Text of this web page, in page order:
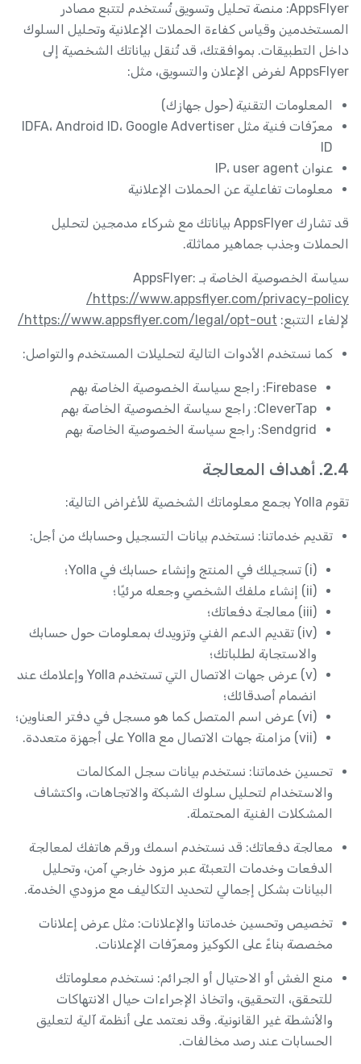
AppsFlyer: منصة تحليل وتسويق تُستخدم لتتبع مصادر
المستخدمين وقياس كفاءة الحملات الإعلانية وتحليل السلوك
داخل التطبيقات. بموافقتك، قد تُنقل بياناتك الشخصية إلى
AppsFlyer لغرض الإعلان والتسويق، مثل:
المعلومات التقنية (حول جهازك)
معرّفات فنية مثل IDFA، Android ID، Google Advertiser
ID
عنوان IP، user agent
معلومات تفاعلية عن الحملات الإعلانية
قد تشارك AppsFlyer بياناتك مع شركاء مدمجين لتحليل
الحملات وجذب جماهير مماثلة.
سياسة الخصوصية الخاصة بـ AppsFlyer:
https://www.appsflyer.com/privacy-policy/
لإلغاء التتبع: https://www.appsflyer.com/legal/opt-out/
كما نستخدم الأدوات التالية لتحليلات المستخدم والتواصل:
Firebase: راجع سياسة الخصوصية الخاصة بهم
CleverTap: راجع سياسة الخصوصية الخاصة بهم
Sendgrid: راجع سياسة الخصوصية الخاصة بهم
2.4. أهداف المعالجة
تقوم Yolla بجمع معلوماتك الشخصية للأغراض التالية:
تقديم خدماتنا: نستخدم بيانات التسجيل وحسابك من أجل:
(i) تسجيلك في المنتج وإنشاء حسابك في Yolla؛
(ii) إنشاء ملفك الشخصي وجعله مرئيًا؛
(iii) معالجة دفعاتك؛
(iv) تقديم الدعم الفني وتزويدك بمعلومات حول حسابك
والاستجابة لطلباتك؛
(v) عرض جهات الاتصال التي تستخدم Yolla وإعلامك عند
انضمام أصدقائك؛
(vi) عرض اسم المتصل كما هو مسجل في دفتر العناوين؛
(vii) مزامنة جهات الاتصال مع Yolla على أجهزة متعددة.
تحسين خدماتنا: نستخدم بيانات سجل المكالمات
والاستخدام لتحليل سلوك الشبكة والاتجاهات، واكتشاف
المشكلات الفنية المحتملة.
معالجة دفعاتك: قد نستخدم اسمك ورقم هاتفك لمعالجة
الدفعات وخدمات التعبئة عبر مزود خارجي آمن، وتحليل
البيانات بشكل إجمالي لتحديد التكاليف مع مزودي الخدمة.
تخصيص وتحسين خدماتنا والإعلانات: مثل عرض إعلانات
مخصصة بناءً على الكوكيز ومعرّفات الإعلانات.
منع الغش أو الاحتيال أو الجرائم: نستخدم معلوماتك
للتحقق، التحقيق، واتخاذ الإجراءات حيال الانتهاكات
والأنشطة غير القانونية. وقد نعتمد على أنظمة آلية لتعليق
الحسابات عند رصد مخالفات.